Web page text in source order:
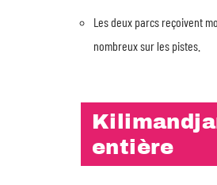
Les deux parcs reçoivent
nombreux sur les pistes.
entière